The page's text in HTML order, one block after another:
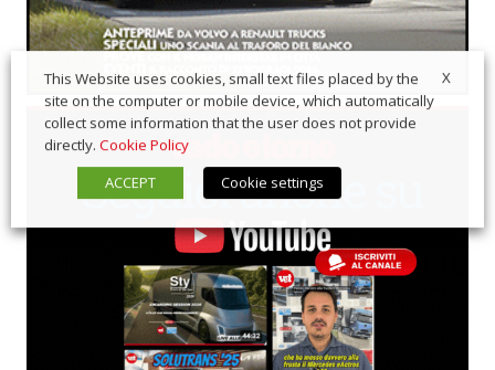
X
This Website uses cookies, small text files placed by the
site on the computer or mobile device, which automatically
collect some information that the user does not provide
directly. Cookie Policy
ACCEPT
Cookie settings